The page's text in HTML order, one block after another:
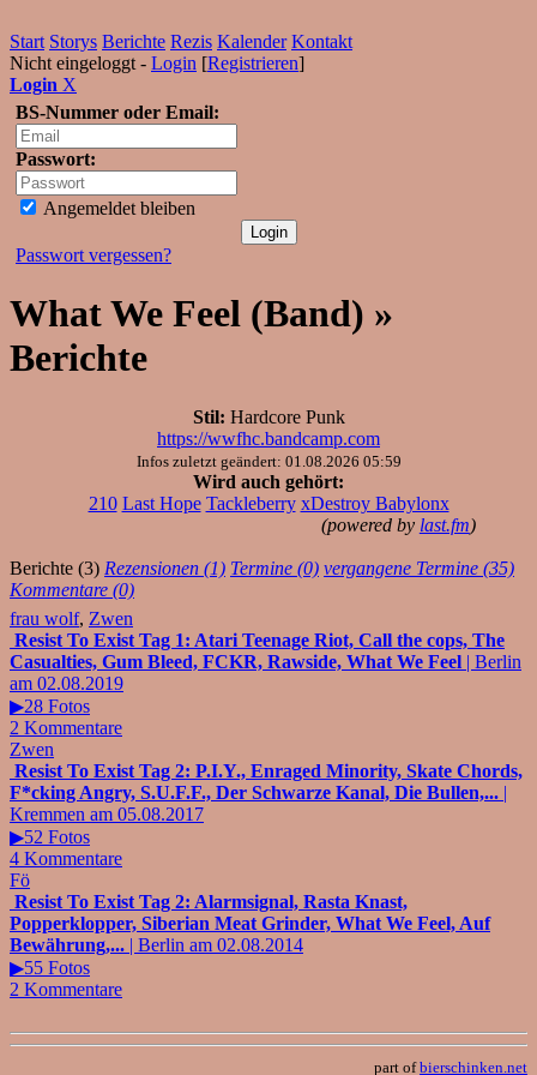
Start Storys Berichte Rezis Kalender Kontakt
Nicht eingeloggt - Login [Registrieren]
Login X
BS-Nummer oder Email:
Passwort:
Angemeldet bleiben
Passwort vergessen?
What We Feel (Band) »
Berichte
Stil: Hardcore Punk
https://wwfhc.bandcamp.com
Infos zuletzt geändert: 01.08.2026 05:59
Wird auch gehört:
210 Last Hope Tackleberry xDestroy Babylonx
(powered by last.fm)
Berichte (3) Rezensionen (1) Termine (0) vergangene Termine (35)
Kommentare (0)
frau wolf, Zwen
Resist To Exist Tag 1: Atari Teenage Riot, Call the cops, The
Casualties, Gum Bleed, FCKR, Rawside, What We Feel | Berlin
am 02.08.2019
▶28 Fotos
2 Kommentare
Zwen
Resist To Exist Tag 2: P.I.Y., Enraged Minority, Skate Chords,
F*cking Angry, S.U.F.F., Der Schwarze Kanal, Die Bullen,... |
Kremmen am 05.08.2017
▶52 Fotos
4 Kommentare
Fö
Resist To Exist Tag 2: Alarmsignal, Rasta Knast,
Popperklopper, Siberian Meat Grinder, What We Feel, Auf
Bewährung,... | Berlin am 02.08.2014
▶55 Fotos
2 Kommentare
part ofbierschinken.net